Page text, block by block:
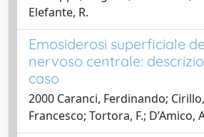
Elefante, R.
Emosiderosi superficiale
nervoso centrale:
caso
2000 Caranci, Ferdinando;
Francesco; Tortora, F.; D’Amico,